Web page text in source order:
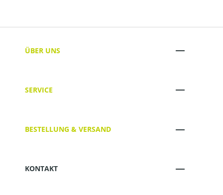
ÜBER UNS
SERVICE
BESTELLUNG & VERSAND
KONTAKT